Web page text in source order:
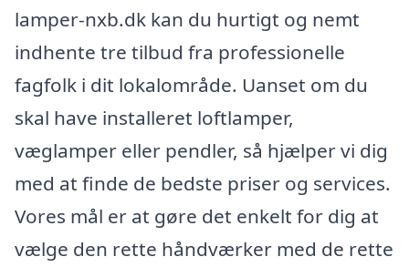
lamper-nxb.dk kan du hurtigt og nemt
indhente tre tilbud fra professionelle
fagfolk i dit lokalområde. Uanset om du
skal have installeret loftlamper,
væglamper eller pendler, så hjælper vi dig
med at finde de bedste priser og services.
Vores mål er at gøre det enkelt for dig at
vælge den rette håndværker med de rette